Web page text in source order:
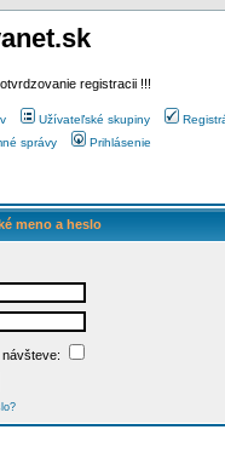
registracii !!!
Užívateľské skupiny
správy Prihlásenie
meno a heslo